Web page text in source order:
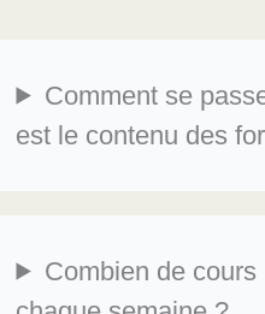
Comment se
est le contenu des
Combien de